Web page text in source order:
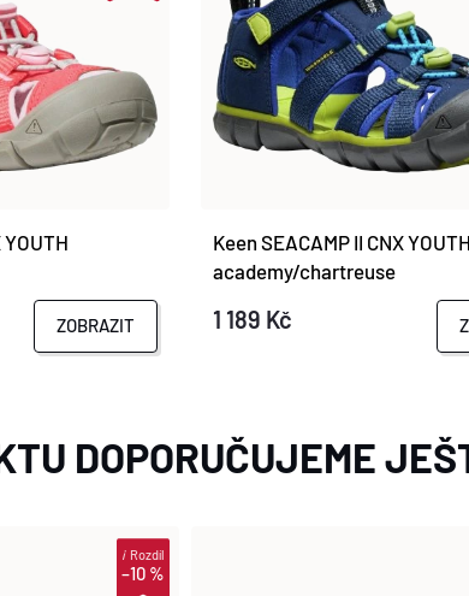
YOUTH
ZOBRAZIT
Keen SEACAMP II CNX
academy/chartreuse
1 189 Kč
DOPORUČUJEME
–10 %
iRozdíl